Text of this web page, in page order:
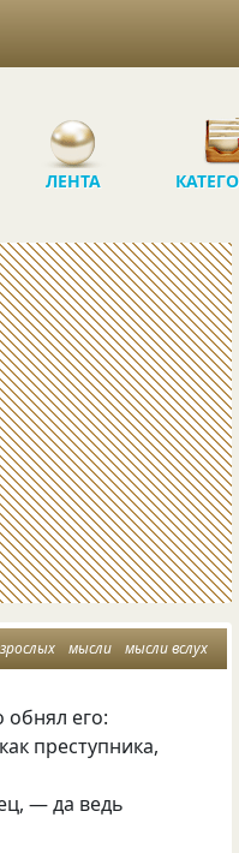
ЛЕНТА
мысли мысли вслух
обнял его:
преступника,
— да ведь